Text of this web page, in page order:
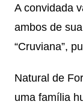
A convidada
ambos de
“Cruviana”,
Natural de
uma família